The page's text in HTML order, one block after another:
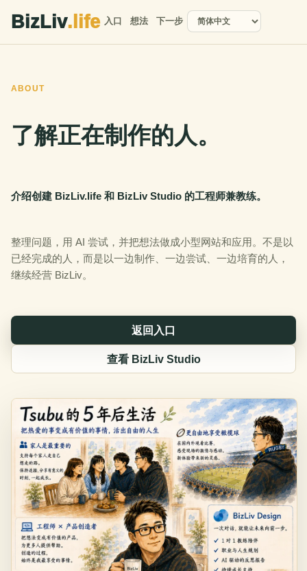
BizLiv.life 入口 想法 下一步
ABOUT
了解正在制作的人。
介绍创建 BizLiv.life 和 BizLiv Studio 的工程师兼教练。
整理问题，用 AI 尝试，并把想法做成小型网站和应用。不是以
已经完成的人，而是以一边制作、一边尝试、一边培育的人，
继续经营 BizLiv。
返回入口
查看 BizLiv Studio